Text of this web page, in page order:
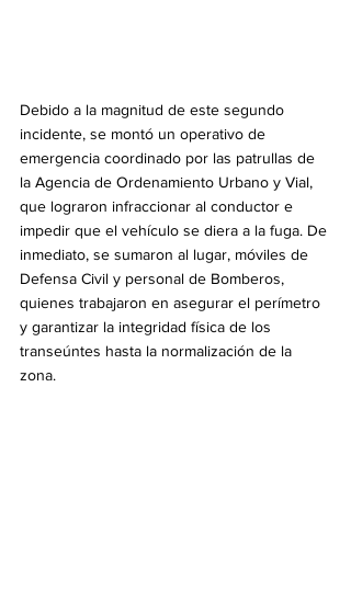
Debido a la magnitud de este segundo
incidente, se montó un operativo de
emergencia coordinado por las patrullas de
la Agencia de Ordenamiento Urbano y Vial,
que lograron infraccionar al conductor e
impedir que el vehículo se diera a la fuga. De
inmediato, se sumaron al lugar, móviles de
Defensa Civil y personal de Bomberos,
quienes trabajaron en asegurar el perímetro
y garantizar la integridad física de los
transeúntes hasta la normalización de la
zona.